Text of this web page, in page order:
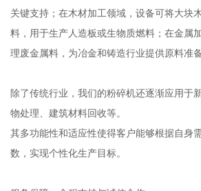
关键支持；在木材加工领域，设备可将大块
料，用于生产人造板或生物质燃料；在金属
理废金属料，为冶金和铸造行业提供原料准备
除了传统行业，我们的粉碎机还逐渐应用于
物处理、建筑材料回收等。
其多功能性和适应性使得客户能够根据自身
数，实现个性化生产目标。